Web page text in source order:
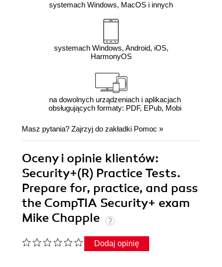
systemach Windows, MacOS i innych
systemach Windows, Android, iOS,
HarmonyOS
na dowolnych urządzeniach i aplikacjach
obsługujących formaty: PDF, EPub, Mobi
Masz pytania? Zajrzyj do zakładki Pomoc »
Oceny i opinie klientów:
Security+(R) Practice Tests.
Prepare for, practice, and pass
the CompTIA Security+ exam
Mike Chapple
Dodaj opinię